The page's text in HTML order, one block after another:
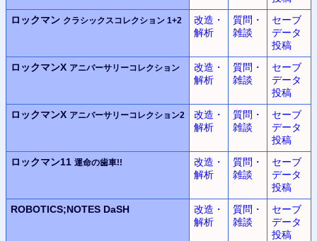
ロックマン クラシックスコレクション 1+2
改造・
解析
質問・
雑談
セーブ
データ
投稿
ロックマンX アニバーサリーコレクション
改造・
解析
質問・
雑談
セーブ
データ
投稿
ロックマンX アニバーサリーコレクション2
改造・
解析
質問・
雑談
セーブ
データ
投稿
ロックマン11 運命の歯車!!
改造・
解析
質問・
雑談
セーブ
データ
投稿
ROBOTICS;NOTES DaSH
改造・
解析
質問・
雑談
セーブ
データ
投稿